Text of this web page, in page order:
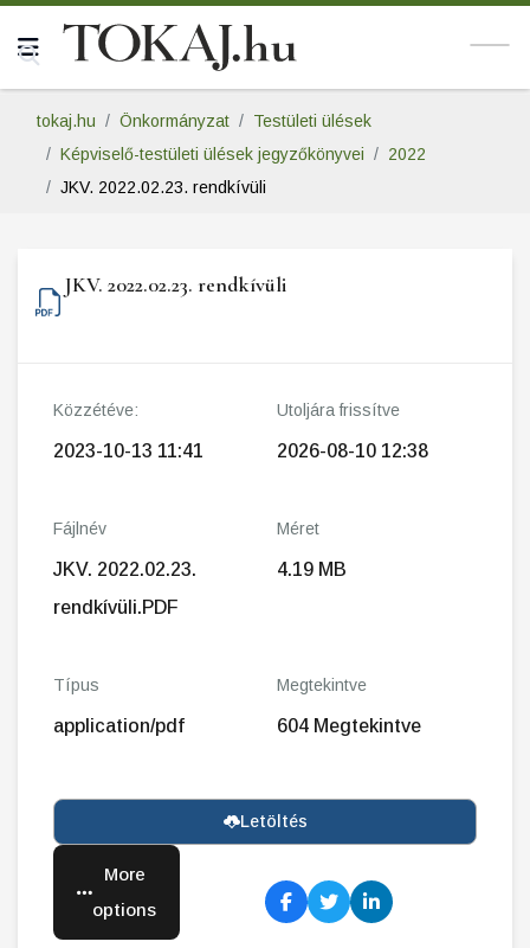
tokaj.hu Önkormányzat
Testületi ülések
Képviselő-testületi ülések jegyzőkönyvei
2022
JKV. 2022.02.23. rendkívüli
JKV. 2022.02.23. rendkívüli
Közzétéve:
2023-10-13 11:41
Utoljára frissítve
2026-08-10 12:38
Fájlnév
JKV. 2022.02.23.
rendkívüli.PDF
Méret
4.19 MB
Típus
application/pdf
Megtekintve
604 Megtekintve
Letöltés
More
options